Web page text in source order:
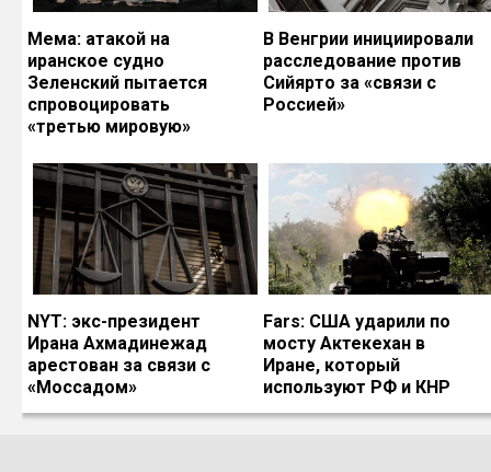
Мема: атакой на
иранское судно
Зеленский пытается
спровоцировать
«третью мировую»
В Венгрии инициировали
расследование против
Сийярто за «связи с
Россией»
NYT: экс-президент
Ирана Ахмадинежад
арестован за связи с
«Моссадом»
Fars: США ударили по
мосту Актекехан в
Иране, который
используют РФ и КНР